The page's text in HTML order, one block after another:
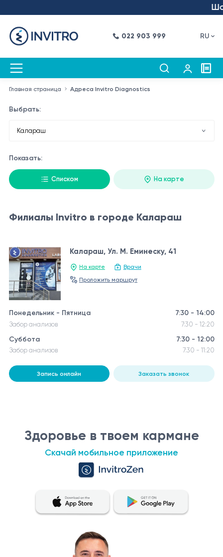
022 903 999 RU
Главная страница Адреса Invitro Diagnostics
Выбрать:
Показать:
Списком На карте
Филиалы Invitro в городе Калараш
Калараш, Ул. М. Еминеску, 41
На карте
Врачи
Проложить маршрут
Понедельник - Пятница 7:30 - 14:00
Забор анализов 7:30 - 12:20
Суббота 7:30 - 12:00
Забор анализов 7:30 - 11:20
Запись онлайн Заказать звонок
Здоровье в твоем кармане
Скачай мобильное приложение